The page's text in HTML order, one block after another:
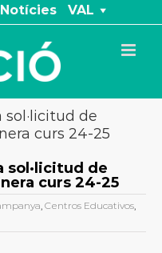
Notícies VAL
de
curs 24-25
sol·licitud de
curs 24-25
, Centros Educativos,